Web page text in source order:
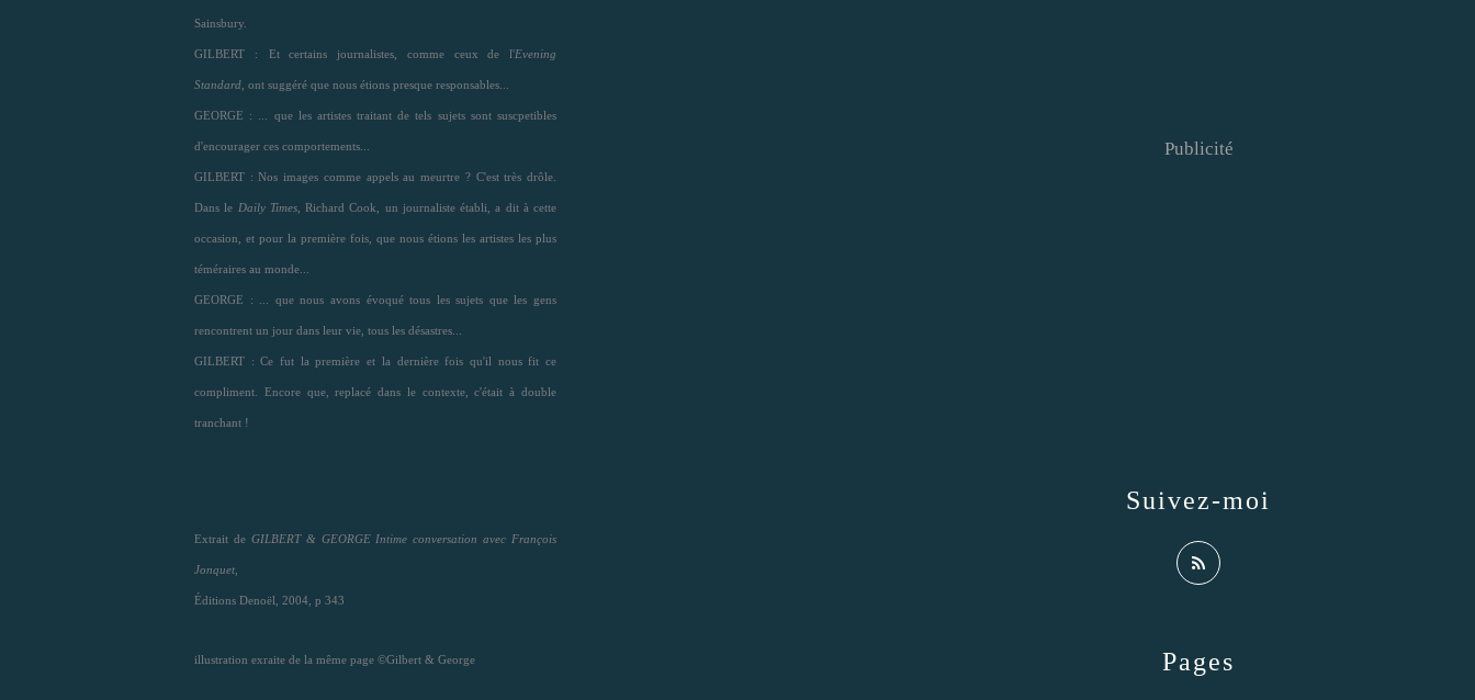
Sainsbury.
GILBERT : Et certains journalistes, comme ceux de l'Evening
Standard , ont suggéré que nous étions presque responsables...
GEORGE : ... que les artistes traitant de tels sujets sont suscpetibles
d'encourager ces comportements...
GILBERT : Nos images comme appels au meurtre ? C'est très drôle.
Dans le Daily Times, Richard Cook, un journaliste établi, a dit à cette
occasion, et pour la première fois, que nous étions les artistes les plus
téméraires au monde...
GEORGE : ... que nous avons évoqué tous les sujets que les gens
rencontrent un jour dans leur vie, tous les désastres...
GILBERT : Ce fut la première et la dernière fois qu'il nous fit ce
compliment. Encore que, replacé dans le contexte, c'était à double
tranchant !
Extrait de GILBERT & GEORGE Intime conversation avec François
Jonquet
Éditions Denoël, 2004, p 343
illustration exraite de la même page ©Gilbert & George Pages
Suivez-moi
Publicité